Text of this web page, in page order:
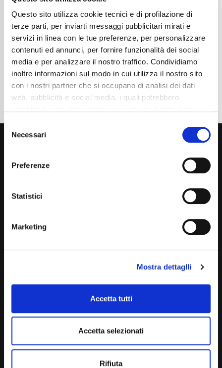
Questo sito utilizza cookie tecnici e di profilazione di
terze parti, per inviarti messaggi pubblicitari mirati e
servizi in linea con le tue preferenze, per personalizzare
contenuti ed annunci, per fornire funzionalità dei social
media e per analizzare il nostro traffico. Condividiamo
inoltre informazioni sul modo in cui utilizza il nostro sito
con i nostri partner che si occupano di analisi dei dati
web, pubblicità e social media, i quali potrebbero
mera chiusura del banner non comporta l’accettazione
tutti” o selezionando le diverse categorie di cookies
Consent
Selection
Necessari
Preferenze
Statistici
Marketing
Mostra dettaglli
Accetta tutti
Accetta selezionati
Rifiuta
Tipo Di Carburante
Benzina
Automatico
Normativa Euro
Euro6d-FULL
Dettaglio
Via Giuditta Pasta 2, Como (CO) 22100
UFFICIO VENDITE